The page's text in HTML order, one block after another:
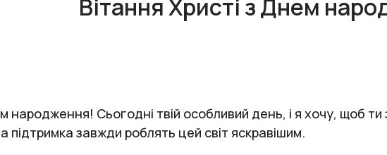
Вітання Христі з Днем
народження! Сьогодні твій особливий день, і я хочу, щоб
підтримка завжди роблять цей світ яскравішим.